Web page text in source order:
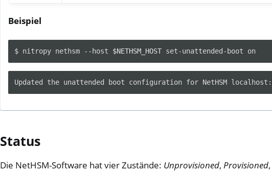
Beispiel
$ nitropy nethsm --host $NETHSM_HOST set-unattended-boot
Status
Die NetHSM-Software hat vier Zustände: Unprovisioned, Provisioned,